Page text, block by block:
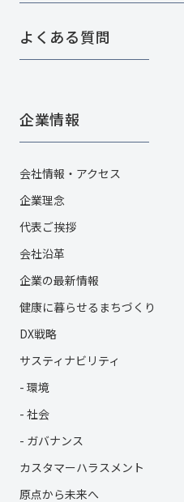
よくある質問
企業情報
会社情報・アクセス
企業理念
代表ご挨拶
会社沿革
企業の最新情報
健康に暮らせるまちづくり
DX戦略
サスティナビリティ
- 環境
- 社会
- ガバナンス
カスタマーハラスメント
原点から未来へ